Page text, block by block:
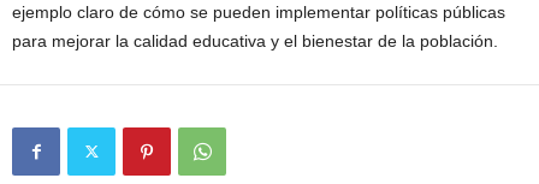
ejemplo claro de cómo se pueden implementar políticas públicas
para mejorar la calidad educativa y el bienestar de la población.